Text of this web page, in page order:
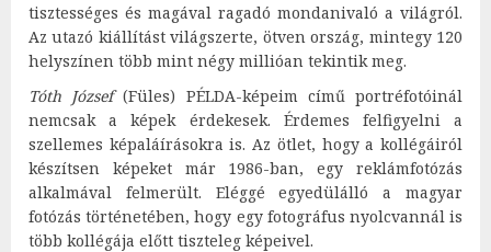
tisztességes és magával ragadó mondanivaló a világról.
Az utazó kiállítást világszerte, ötven ország, mintegy 120
helyszínen több mint négy millióan tekintik meg.
Tóth József(Füles) PÉLDA-képeim című portréfotóinál
nemcsak a képek érdekesek. Érdemes felfigyelni a
szellemes képaláírásokra is. Az ötlet, hogy a kollégáiról
készítsen képeket már 1986-ban, egy reklámfotózás
alkalmával felmerült. Eléggé egyedülálló a magyar
fotózás történetében, hogy egy fotográfus nyolcvannál is
több kollégája előtt tiszteleg képeivel.